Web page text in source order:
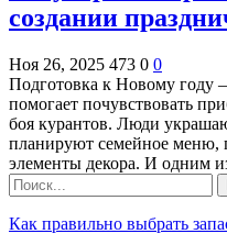
создании
Ноя 26, 2025 473 0 0
Подготовка к Новому году
помогает почувствовать
боя курантов. Люди
планируют семейное меню,
элементы декора. И одним
Как правильно выбрать